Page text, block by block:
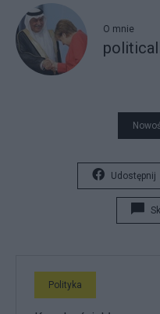
O mnie
Udostępnij
Polityka